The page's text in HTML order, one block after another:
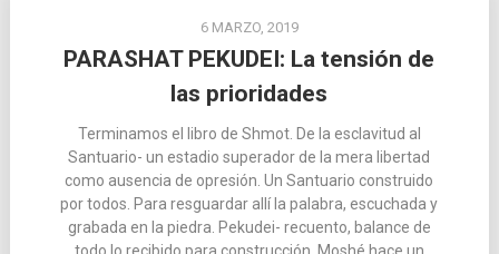
6 MARZO, 2019
PARASHAT PEKUDEI: La tensión de
las prioridades
Terminamos el libro de Shmot. De la esclavitud al
Santuario- un estadio superador de la mera libertad
como ausencia de opresión. Un Santuario construido
por todos. Para resguardar allí la palabra, escuchada y
grabada en la piedra. Pekudei- recuento, balance de